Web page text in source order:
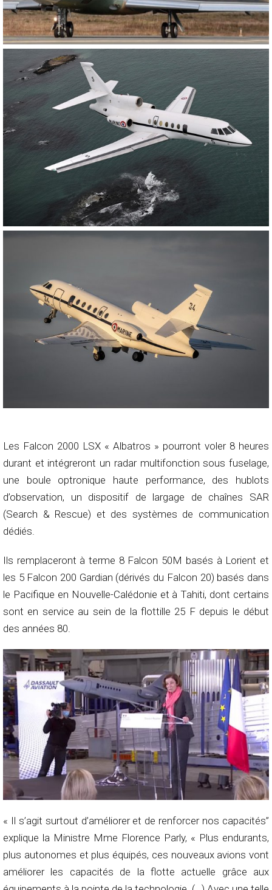
Les Falcon 2000 LSX « Albatros » pourront voler 8 heures
durant et intégreront un radar multifonction sous fuselage,
une boule optronique haute performance, des hublots
d’observation, un dispositif de largage de chaînes SAR
(Search & Rescue) et des systèmes de communication
dédiés.
Ils remplaceront à terme 8 Falcon 50M basés à Lorient et
les 5 Falcon 200 Gardian (dérivés du Falcon 20) basés dans
le Pacifique en Nouvelle-Calédonie et à Tahiti, dont certains
sont en service au sein de la flottille 25 F depuis le début
des années 80.
« Il s’agit surtout d’améliorer et de renforcer nos capacités”
explique la Ministre Mme Florence Parly, « Plus endurants,
plus autonomes et plus équipés, ces nouveaux avions vont
améliorer les capacités de la flotte actuelle grâce aux